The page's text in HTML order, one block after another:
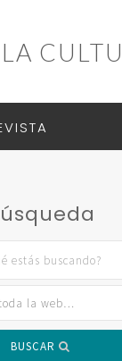
BUSCAR